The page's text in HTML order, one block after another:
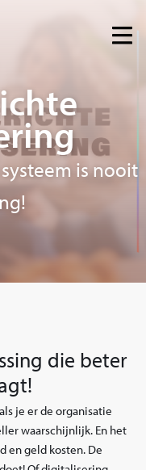
is nooit
die beter
je er de organisatie
waarschijnlijk. En het
en geld kosten. De